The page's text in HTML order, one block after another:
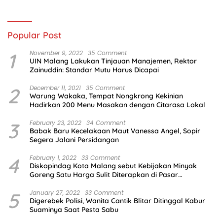
Popular Post
1 November 9, 2022 35 Comment
UIN Malang Lakukan Tinjauan Manajemen, Rektor
Zainuddin: Standar Mutu Harus Dicapai
2 December 11, 2021 35 Comment
Warung Wakaka, Tempat Nongkrong Kekinian
Hadirkan 200 Menu Masakan dengan Citarasa Lokal
3 February 23, 2022 34 Comment
Babak Baru Kecelakaan Maut Vanessa Angel, Sopir
Segera Jalani Persidangan
4 February 1, 2022 33 Comment
Diskopindag Kota Malang sebut Kebijakan Minyak
Goreng Satu Harga Sulit Diterapkan di Pasar
5 January 27, 2022 33 Comment
Digerebek Polisi, Wanita Cantik Blitar Ditinggal Kabur
Suaminya Saat Pesta Sabu